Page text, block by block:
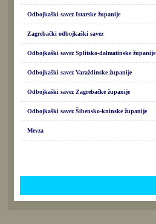
Odbojkaški savez Istarske županije
Zagrebački odbojkaški savez
Odbojkaški savez Splitsko-dalmatinske županije
Odbojkaški savez Varaždinske županije
Odbojkaški savez Zagrebačke županije
Odbojkaški savez Šibensko-kninske županije
Mevza